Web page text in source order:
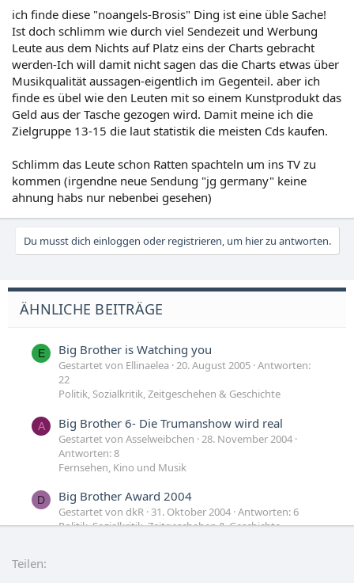
ich finde diese "noangels-Brosis" Ding ist eine üble Sache!
Ist doch schlimm wie durch viel Sendezeit und Werbung
Leute aus dem Nichts auf Platz eins der Charts gebracht
werden-Ich will damit nicht sagen das die Charts etwas über
Musikqualität aussagen-eigentlich im Gegenteil. aber ich
finde es übel wie den Leuten mit so einem Kunstprodukt das
Geld aus der Tasche gezogen wird. Damit meine ich die
Zielgruppe 13-15 die laut statistik die meisten Cds kaufen.
Schlimm das Leute schon Ratten spachteln um ins TV zu
kommen (irgendne neue Sendung "jg germany" keine
ahnung habs nur nebenbei gesehen)
Du musst dich einloggen oder registrieren, um hier zu antworten.
ÄHNLICHE BEITRÄGE
E Big Brother is Watching you
Gestartet von Ellinaelea 20. August 2005 Antworten:
22
Politik, Sozialkritik, Zeitgeschehen & Geschichte
A Big Brother 6- Die Trumanshow wird real
Gestartet von Asselweibchen 28. November 2004
Antworten: 8
Fernsehen, Kino und Musik
D Big Brother Award 2004
Gestartet von dkR 31. Oktober 2004 Antworten: 6
Politik, Sozialkritik, Zeitgeschehen & Geschichte
Teilen: